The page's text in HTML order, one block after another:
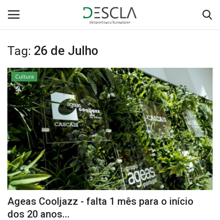
Login
Home
...by Descla
Desporto
Contactos
Sobre Nós
Educação
Tag: 26 de Julho
Cultura
Ageas Cooljazz - falta 1 mês para o início
dos 20 anos...